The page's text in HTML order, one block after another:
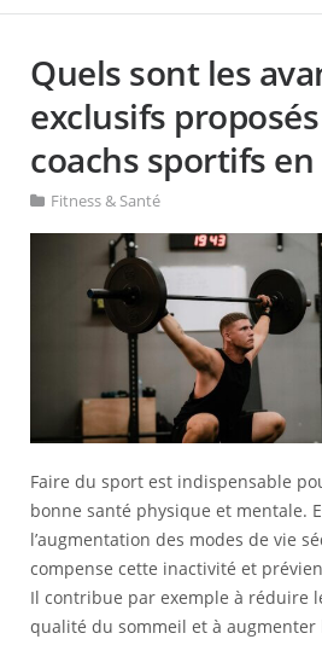
Quels sont les
exclusifs
coachs sportifs en
Fitness & Santé
Faire du sport est indispensable
bonne santé physique et mentale.
l’augmentation des modes de vie
compense cette inactivité et
Il contribue par exemple à réduire
qualité du sommeil et à augmenter